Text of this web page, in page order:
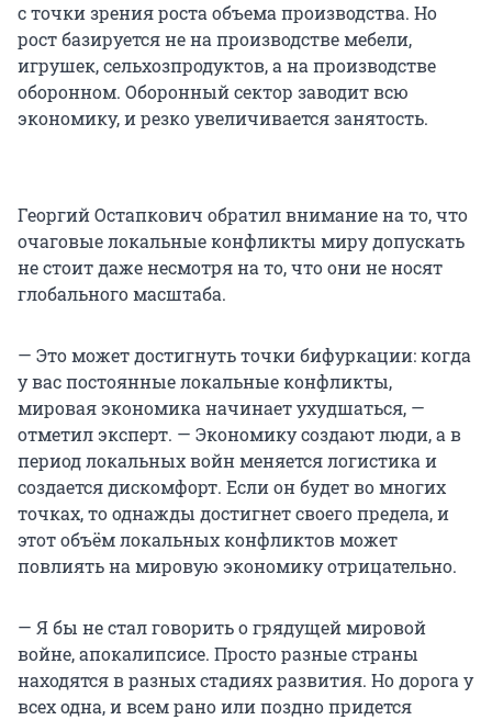
с точки зрения роста объема производства. Но
рост базируется не на производстве мебели,
игрушек, сельхозпродуктов, а на производстве
оборонном. Оборонный сектор заводит всю
экономику, и резко увеличивается занятость.
Георгий Остапкович обратил внимание на то, что
очаговые локальные конфликты миру допускать
не стоит даже несмотря на то, что они не носят
глобального масштаба.
— Это может достигнуть точки бифуркации: когда
у вас постоянные локальные конфликты,
мировая экономика начинает ухудшаться, —
отметил эксперт. — Экономику создают люди, а в
период локальных войн меняется логистика и
создается дискомфорт. Если он будет во многих
точках, то однажды достигнет своего предела, и
этот объём локальных конфликтов может
повлиять на мировую экономику отрицательно.
— Я бы не стал говорить о грядущей мировой
войне, апокалипсисе. Просто разные страны
находятся в разных стадиях развития. Но дорога у
всех одна, и всем рано или поздно придется